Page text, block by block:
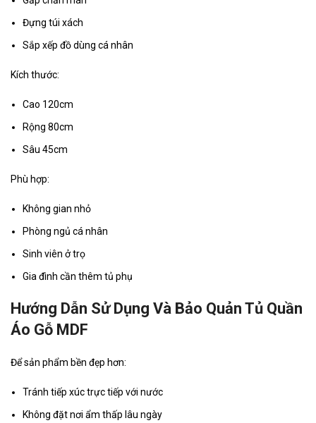
Đựng túi xách
Sắp xếp đồ dùng cá nhân
Kích thước:
Cao 120cm
Rộng 80cm
Sâu 45cm
Phù hợp:
Không gian nhỏ
Phòng ngủ cá nhân
Sinh viên ở trọ
Gia đình cần thêm tủ phụ
Hướng Dẫn Sử Dụng Và Bảo Quản Tủ Quần
Áo Gỗ MDF
Để sản phẩm bền đẹp hơn:
Tránh tiếp xúc trực tiếp với nước
Không đặt nơi ẩm thấp lâu ngày